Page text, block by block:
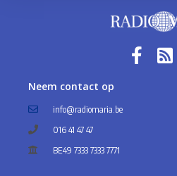
Neem contact op
info@radiomaria.be
016 41 47 47
BE49 7333 7333 7771